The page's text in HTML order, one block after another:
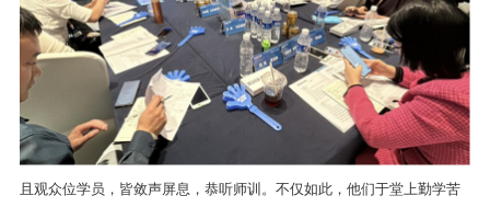
且观众位学员，皆敛声屏息，恭听师训。不仅如此，他们于堂上勤学苦